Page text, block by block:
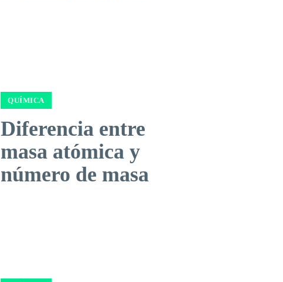
QUÍMICA
Diferencia entre
masa atómica y
número de masa